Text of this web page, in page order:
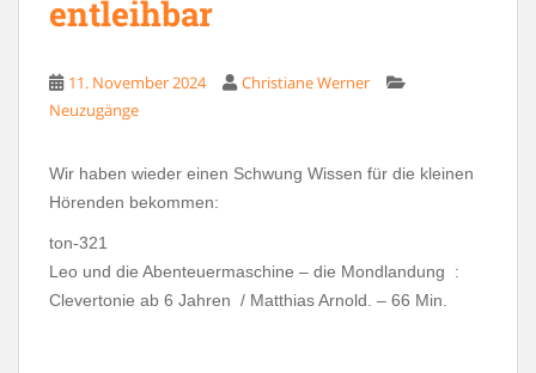
entleihbar
11. November 2024
Christiane Werner
Neuzugänge
Wir haben wieder einen Schwung Wissen für die kleinen
Hörenden bekommen:
ton-321
Leo und die Abenteuermaschine – die Mondlandung :
Clevertonie ab 6 Jahren / Matthias Arnold. – 66 Min.